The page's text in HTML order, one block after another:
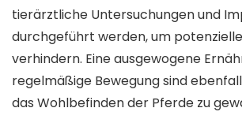
tierärztliche Untersuchungen und
durchgeführt werden, um
verhindern. Eine ausgewogene
regelmäßige Bewegung sind
das Wohlbefinden der Pferde zu